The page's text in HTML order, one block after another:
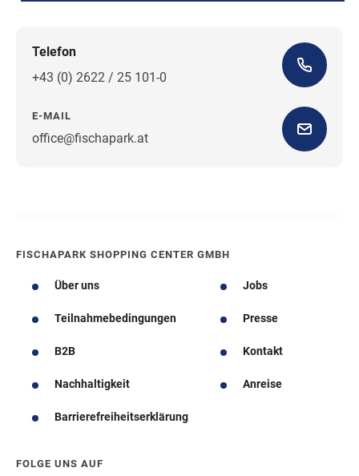
Telefon
+43 (0) 2622 / 25 101-0
E-MAIL
office@fischapark.atWegbeschreibung
FISCHAPARK SHOPPING CENTER GMBH
Über uns Jobs
Teilnahmebedingungen Presse
B2B Kontakt
Nachhaltigkeit Anreise
Barrierefreiheitserklärung
FOLGE UNS AUF